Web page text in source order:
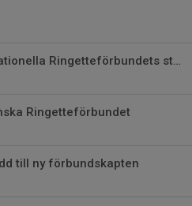
Ny ledamot i Internationella Ringetteförbundets styrelse
Ringetteförbundet
till ny förbundskapten